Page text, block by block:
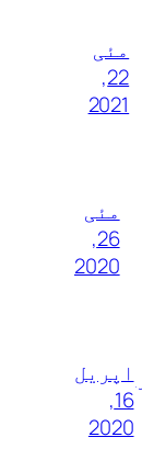
مئی
22,
2021
مئی
26,
2020
اپریل
16,
2020